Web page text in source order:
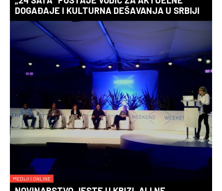
DOGAĐAJE I KULTURNA DEŠAVANJA U SRBIJI
MEDIJI I ONLINE